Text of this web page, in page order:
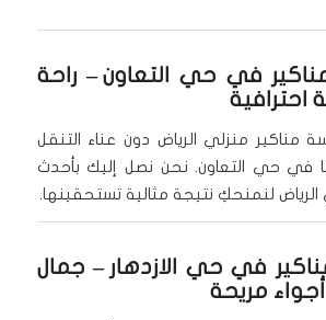
في حي التعاون– راحة
منزلي الرياض دون عناء التنقل
في حي التعاون. نحن نصل إليك بأحدث
الرياض لنمنحكِ نتيجة مثالية تستحقينها.
في حي الازدهار – جمال
مريحة